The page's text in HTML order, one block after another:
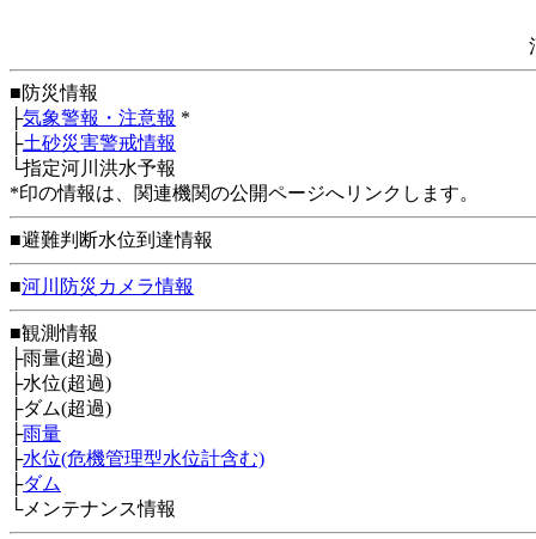
■防災情報
├気象警報・注意報 *
├土砂災害警戒情報
└指定河川洪水予報
*印の情報は、関連機関の公開ページへリンクします。
■避難判断水位到達情報
■河川防災カメラ情報
■観測情報
├雨量(超過)
├水位(超過)
├ダム(超過)
├雨量
├水位(危機管理型水位計含む)
├ダム
└メンテナンス情報